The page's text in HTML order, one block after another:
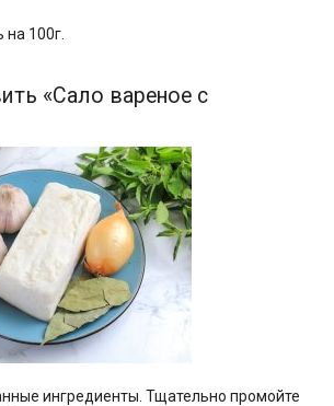
100г.
«Сало вареное с
ингредиенты. Тщательно промойте